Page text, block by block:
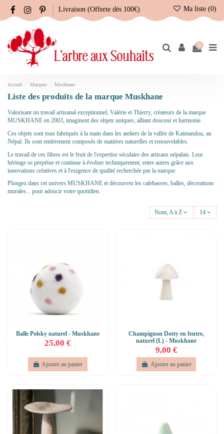
Livraison (Offerte dès 100€) Ma liste (0)
0
Accueil Marques Muskhane
Liste des produits de la marque Muskhane
Valorisant un travail artisanal exceptionnel, Valérie et Thierry, créateurs de la marque
MUSKHANE en 2003, imaginent des objets uniques, alliant douceur et harmonie.
Ces objets sont tous fabriqués à la main dans les ateliers de la vallée de Katmandou, au
Népal. Ils sont entièrement composés de matières naturelles et renouvelables.
Le travail de ces fibres est le fruit de l'expertise séculaire des artisans népalais. Leur
héritage se perpétue et continue à évoluer techniquement, entre autres grâce aux
innovations créatives et à l'exigence de qualité recherchée par la marque.
Plongez dans cet univers MUSKHANE et découvrez les calebasses, balles, décorations
murales... pour adoucir votre quotidien.
Nom, A à Z 14
Balle Polsky naturel - Muskhane
25,00 €
Ajouter au panier
Champignon Dotty en feutre,
naturel (L) - Muskhane
9,00 €
Ajouter au panier